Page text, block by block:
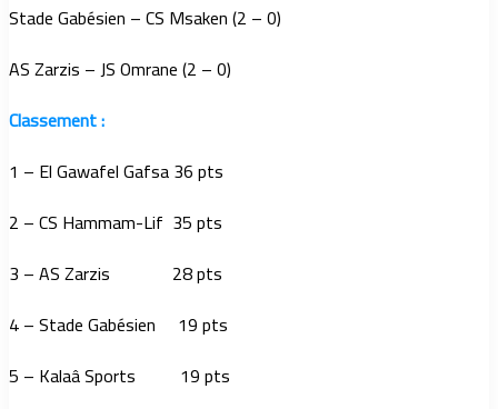
Stade Gabésien – CS Msaken (2 – 0)
AS Zarzis – JS Omrane (2 – 0)
Classement :
1 – El Gawafel Gafsa 36 pts
2 – CS Hammam-Lif 35 pts
3 – AS Zarzis 28 pts
4 – Stade Gabésien 19 pts
5 – Kalaâ Sports 19 pts